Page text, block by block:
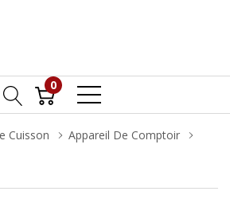
0
Cuisson
Appareil De Comptoir